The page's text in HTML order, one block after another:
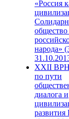
«Россия
народа»
XXII
по пути
диалога и
развития